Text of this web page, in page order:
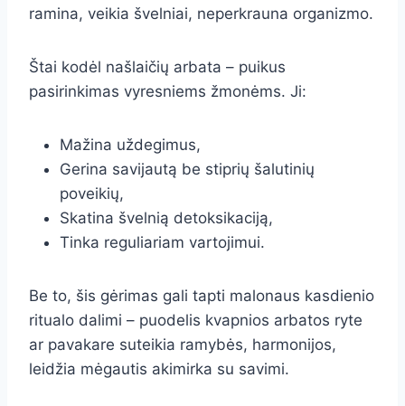
ramina, veikia švelniai, neperkrauna organizmo.
Štai kodėl našlaičių arbata – puikus
pasirinkimas vyresniems žmonėms. Ji:
Mažina uždegimus,
Gerina savijautą be stiprių šalutinių
poveikių,
Skatina švelnią detoksikaciją,
Tinka reguliariam vartojimui.
Be to, šis gėrimas gali tapti malonaus kasdienio
ritualo dalimi – puodelis kvapnios arbatos ryte
ar pavakare suteikia ramybės, harmonijos,
leidžia mėgautis akimirka su savimi.